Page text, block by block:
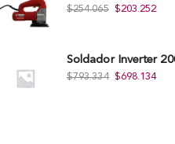
$254.065 $203.252
$793.334 $698.134